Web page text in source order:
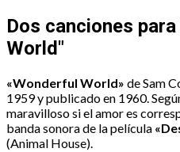
Dos canciones
World"
«Wonderful World» de Sam
1959 y publicado en 1960.
maravilloso si el amor es
banda sonora de la película
(Animal House).